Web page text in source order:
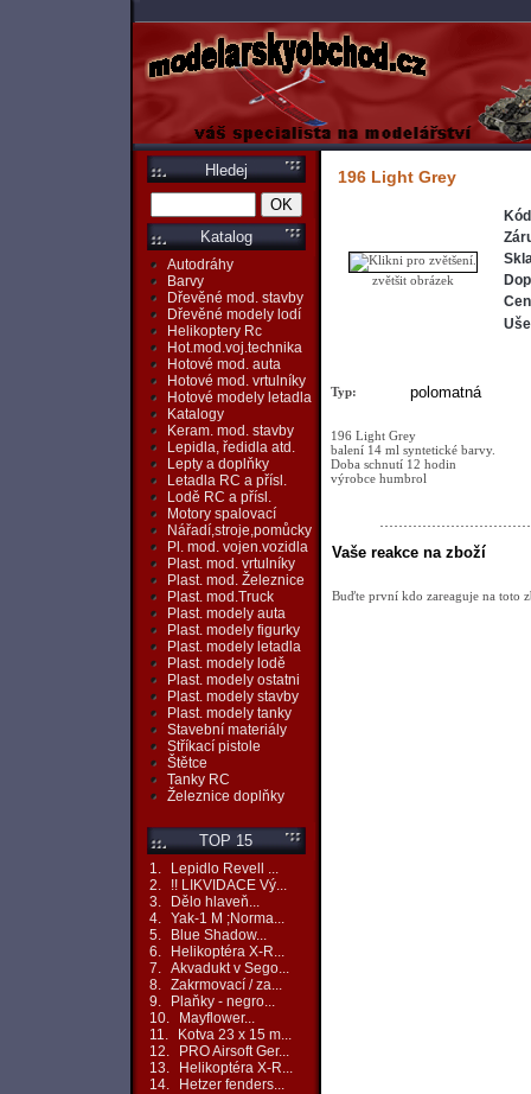
Hledej
Katalog
Autodráhy
Barvy
Dřevěné mod. stavby
Dřevěné modely lodí
Helikoptery Rc
Hot.mod.voj.technika
Hotové mod. auta
Hotové mod. vrtulníky
Hotové modely letadla
Katalogy
Keram. mod. stavby
Lepidla, ředidla atd.
Lepty a doplňky
Letadla RC a přísl.
Lodě RC a přísl.
Motory spalovací
Nářadí,stroje,pomůcky
Pl. mod. vojen.vozidla
Plast. mod. vrtulníky
Plast. mod. Železnice
Plast. mod.Truck
Plast. modely auta
Plast. modely figurky
Plast. modely letadla
Plast. modely lodě
Plast. modely ostatni
Plast. modely stavby
Plast. modely tanky
Stavební materiály
Stříkací pistole
Štětce
Tanky RC
Železnice doplňky
TOP 15
1.
Lepidlo Revell ...
2.
!! LIKVIDACE Vý...
3.
Dělo hlaveň...
4. Yak-1 M ;Norma...
5.
Blue Shadow...
6.
Helikoptéra X-R...
7. Akvadukt v Sego...
8. Zakrmovací / za...
9.
Plaňky - negro...
10.
Mayflower...
11.
Kotva 23 x 15 m...
12.
PRO Airsoft Ger...
13.
Helikoptéra X-R...
14.
Hetzer fenders...
196 Light Grey
zvětšit obrázek
Typ: polomatná
196 Light Grey
balení 14 ml syntetické barvy.
Doba schnutí 12 hodin
výrobce humbrol
Vaše reakce na zboží
Buďte první kdo zareaguje na toto